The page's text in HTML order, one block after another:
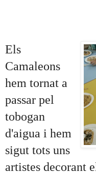
Els
Camaleons
hem tornat a
passar pel
tobogan
d'aigua i hem
sigut tots uns
artistes decorant